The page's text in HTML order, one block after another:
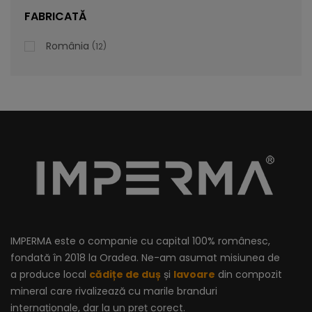
De la996,47
FABRICATĂ
România 12
IMPERMA este o companie cu capital 100% românesc,
fondată în 2018 la Oradea. Ne-am asumat misiunea de
a produce local cădițe de duș și lavoare din compozit
mineral care rivalizează cu marile branduri
internaționale, dar la un preț corect.